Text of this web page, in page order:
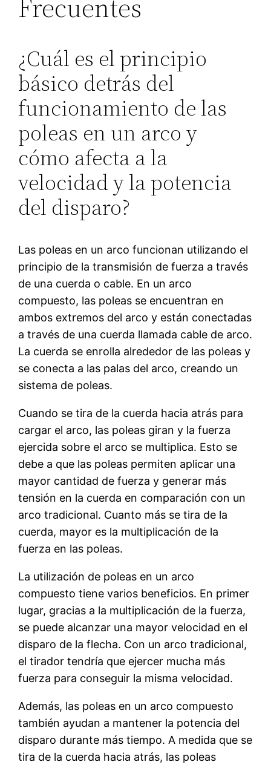
Frecuentes
¿Cuál es el principio
básico detrás del
funcionamiento de las
poleas en un arco y
cómo afecta a la
velocidad y la potencia
del disparo?
Las poleas en un arco funcionan utilizando el
principio de la transmisión de fuerza a través
de una cuerda o cable. En un arco
compuesto, las poleas se encuentran en
ambos extremos del arco y están conectadas
a través de una cuerda llamada cable de arco.
La cuerda se enrolla alrededor de las poleas y
se conecta a las palas del arco, creando un
sistema de poleas.
Cuando se tira de la cuerda hacia atrás para
cargar el arco, las poleas giran y la fuerza
ejercida sobre el arco se multiplica. Esto se
debe a que las poleas permiten aplicar una
mayor cantidad de fuerza y generar más
tensión en la cuerda en comparación con un
arco tradicional. Cuanto más se tira de la
cuerda, mayor es la multiplicación de la
fuerza en las poleas.
La utilización de poleas en un arco
compuesto tiene varios beneficios. En primer
lugar, gracias a la multiplicación de la fuerza,
se puede alcanzar una mayor velocidad en el
disparo de la flecha. Con un arco tradicional,
el tirador tendría que ejercer mucha más
fuerza para conseguir la misma velocidad.
Además, las poleas en un arco compuesto
también ayudan a mantener la potencia del
disparo durante más tiempo. A medida que se
tira de la cuerda hacia atrás, las poleas